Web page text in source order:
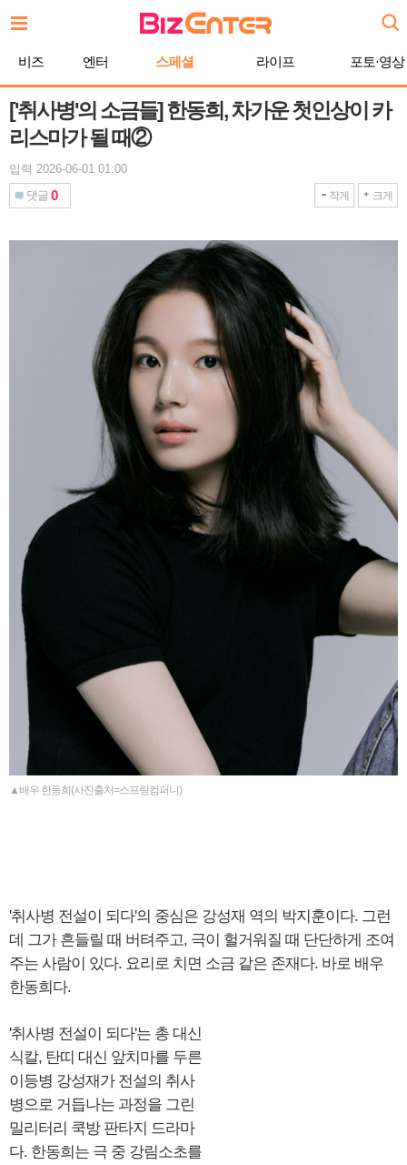
문
기
비즈 엔터 스페셜 라이프 포토·영상
['취사병'의 소금들] 한동희, 차가운 첫인상이 카
리스마가 될 때②
입력 2026-06-01 01:00
댓글 0 작게 크게
▲배우 한동희(사진출처=스프링컴퍼니)
'취사병 전설이 되다'의 중심은 강성재 역의 박지훈이다. 그런
데 그가 흔들릴 때 버텨주고, 극이 헐거워질 때 단단하게 조여
주는 사람이 있다. 요리로 치면 소금 같은 존재다. 바로 배우
한동희다.
'취사병 전설이 되다'는 총 대신
식칼, 탄띠 대신 앞치마를 두른
이등병 강성재가 전설의 취사
병으로 거듭나는 과정을 그린
밀리터리 쿡방 판타지 드라마
다. 한동희는 극 중 강림소초를